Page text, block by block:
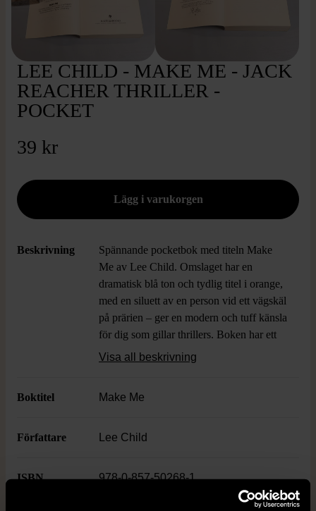
LEE CHILD - MAKE ME - JACK
REACHER THRILLER -
POCKET
39 kr
Beskrivning
Spännande pocketbok med titeln Make
Me av Lee Child. Omslaget har en
dramatisk blå ton och tydlig titel i orange,
med en siluett av en person vid ett vägskäl
på prärien – ger en modern och tuff känsla
för dig som gillar thrillers. Boken har ett
robust pocketformat perfekt att ta med på
Visa all beskrivning
Boktitel Make Me
Författare Lee Child
ISBN 978-0-857-50268-1